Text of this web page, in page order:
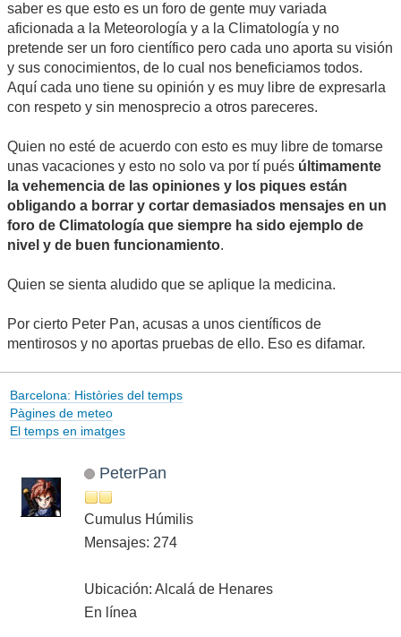
saber es que esto es un foro de gente muy variada
aficionada a la Meteorología y a la Climatología y no
pretende ser un foro científico pero cada uno aporta su visión
y sus conocimientos, de lo cual nos beneficiamos todos.
Aquí cada uno tiene su opinión y es muy libre de expresarla
con respeto y sin menosprecio a otros pareceres.
Quien no esté de acuerdo con esto es muy libre de tomarse
unas vacaciones y esto no solo va por tí pués últimamente
la vehemencia de las opiniones y los piques están
obligando a borrar y cortar demasiados mensajes en un
foro de Climatología que siempre ha sido ejemplo de
nivel y de buen funcionamiento.
Quien se sienta aludido que se aplique la medicina.
Por cierto Peter Pan, acusas a unos científicos de
mentirosos y no aportas pruebas de ello. Eso es difamar.
Barcelona: Històries del temps
Pàgines de meteo
El temps en imatges
PeterPan
Cumulus Húmilis
Mensajes: 274
Ubicación: Alcalá de Henares
En línea